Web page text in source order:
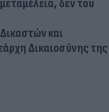
δεν του
και
Δικαιοσύνης της